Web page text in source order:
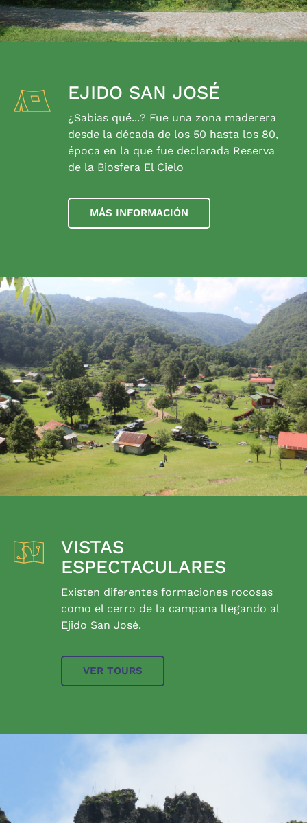
EJIDO SAN JOSÉ
¿Sabias qué...? Fue una zona maderera
desde la década de los 50 hasta los 80,
época en la que fue declarada Reserva
de la Biosfera El Cielo
MÁS INFORMACIÓN
VISTAS
ESPECTACULARES
Existen diferentes formaciones rocosas
como el cerro de la campana llegando al
Ejido San José.
VER TOURS